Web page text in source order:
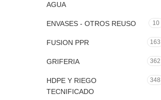
AGUA
ENVASES - OTROS REUSO 10
FUSION PPR 163
GRIFERIA 362
HDPE Y RIEGO
TECNIFICADO
348